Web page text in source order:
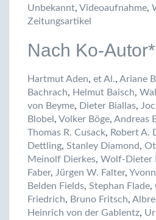
Unbekannt, Videoaufnahme,
Zeitungsartikel
Nach Ko-
Hartmut Aden, et Al., Ariane
Bachrach, Helmut Baisch,
von Beyme, Dieter Biallas,
Blobel , Volker Böge, Andreas
Thomas R. Cusack, Robert A.
Dettling, Stanley Diamond,
Meinolf Dierkes, Wolf-Dieter
Faber, Jürgen W. Falter,
Belden Fields, Stephan Flade,
Friedrich, Bruno Fritsch,
Heinrich von der Gablentz,